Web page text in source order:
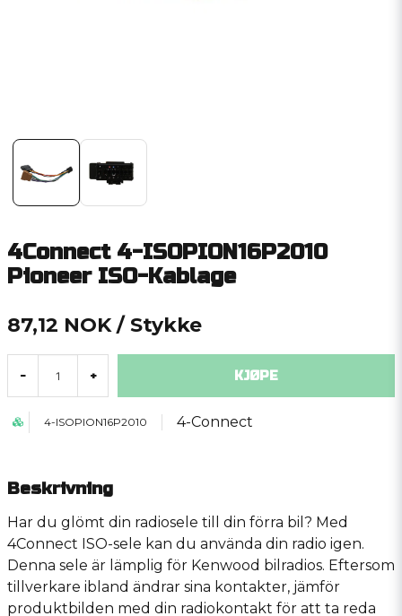
4Connect 4-ISOPION16P2010
Pioneer ISO-Kablage
87,12 NOK / Stykke
- + KJØPE
4-ISOPION16P2010 4-Connect
Beskrivning
Har du glömt din radiosele till din förra bil? Med
4Connect ISO-sele kan du använda din radio igen.
Denna sele är lämplig för Kenwood bilradios. Eftersom
tillverkare ibland ändrar sina kontakter, jämför
produktbilden med din radiokontakt för att ta reda